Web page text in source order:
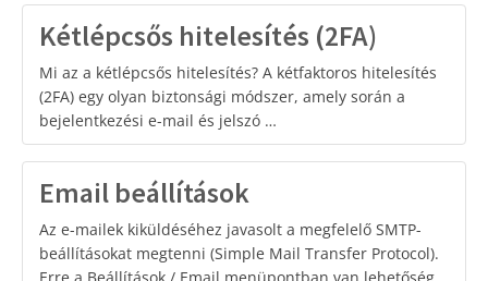
Kétlépcsős hitelesítés (2FA)
Mi az a kétlépcsős hitelesítés? A kétfaktoros hitelesítés
(2FA) egy olyan biztonsági módszer, amely során a
bejelentkezési e-mail és jelszó …
Email beállítások
Az e-mailek kiküldéséhez javasolt a megfelelő SMTP-
beállításokat megtenni (Simple Mail Transfer Protocol).